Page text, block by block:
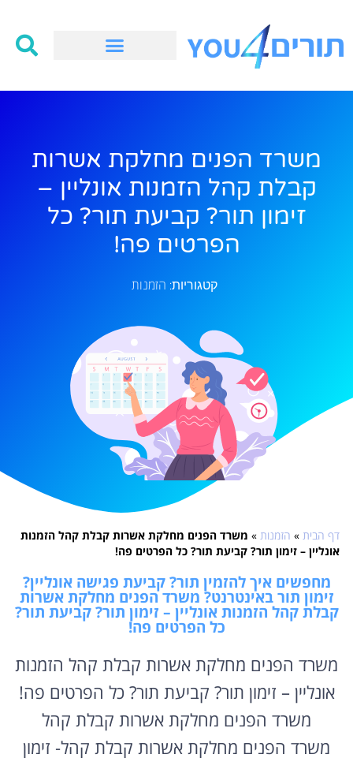
משרד הפנים מחלקת אשרות
קבלת קהל הזמנות אונליין –
זימון תור? קביעת תור? כל
הפרטים פה!
קטגוריות: הזמנות
דף הבית » הזמנות » משרד הפנים מחלקת אשרות קבלת קהל הזמנות
אונליין – זימון תור? קביעת תור? כל הפרטים פה!
מחפשים איך להזמין תור? קביעת פגישה אונליין?
זימון תור באינטרנט? משרד הפנים מחלקת אשרות
קבלת קהל הזמנות אונליין – זימון תור? קביעת תור?
כל הפרטים פה!
משרד הפנים מחלקת אשרות קבלת קהל הזמנות
אונליין – זימון תור? קביעת תור? כל הפרטים פה!
משרד הפנים מחלקת אשרות קבלת קהל
משרד הפנים מחלקת אשרות קבלת קהל- זימון